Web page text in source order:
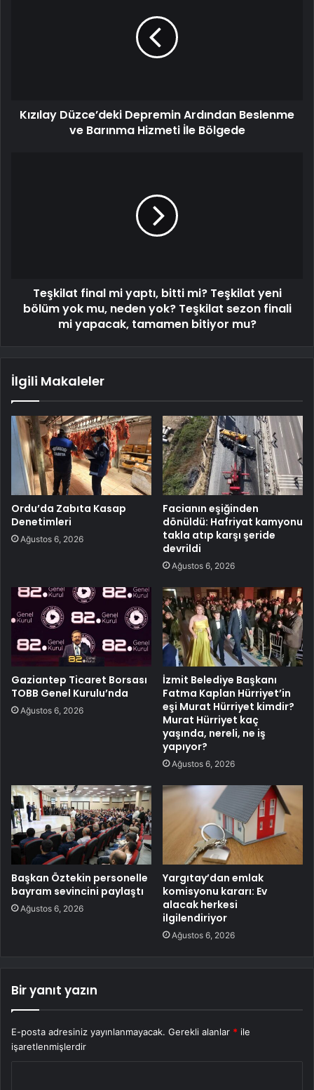
Kızılay Düzce’deki Depremin Ardından Beslenme
ve Barınma Hizmeti İle Bölgede
Teşkilat final mi yaptı, bitti mi? Teşkilat yeni
bölüm yok mu, neden yok? Teşkilat sezon finali
mi yapacak, tamamen bitiyor mu?
İlgili Makaleler
Ordu’da Zabıta Kasap
Denetimleri
Ağustos 6, 2026
Facianın eşiğinden
dönüldü: Hafriyat kamyonu
takla atıp karşı şeride
devrildi
Ağustos 6, 2026
Gaziantep Ticaret Borsası
TOBB Genel Kurulu’nda
Ağustos 6, 2026
İzmit Belediye Başkanı
Fatma Kaplan Hürriyet’in
eşi Murat Hürriyet kimdir?
Murat Hürriyet kaç
yaşında, nereli, ne iş
yapıyor?
Ağustos 6, 2026
Başkan Öztekin personelle
bayram sevincini paylaştı
Ağustos 6, 2026
Yargıtay’dan emlak
komisyonu kararı: Ev
alacak herkesi
ilgilendiriyor
Ağustos 6, 2026
Bir yanıt yazın
E-posta adresiniz yayınlanmayacak. Gerekli alanlar * ile
işaretlenmişlerdir